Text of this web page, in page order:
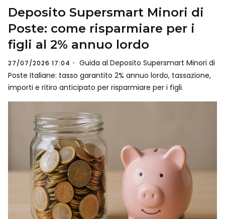
Deposito Supersmart Minori di
Poste: come risparmiare per i
figli al 2% annuo lordo
27/07/2026 17:04
Guida al Deposito Supersmart Minori di
Poste Italiane: tasso garantito 2% annuo lordo, tassazione,
importi e ritiro anticipato per risparmiare per i figli.